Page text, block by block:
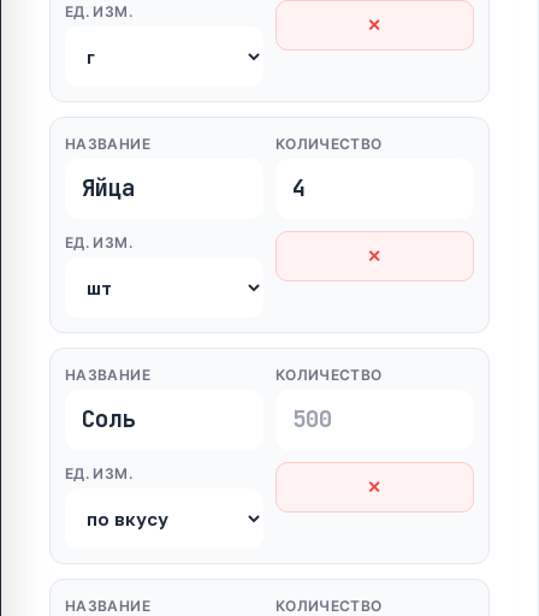
ЕД. ИЗМ.
✕
НАЗВАНИЕ КОЛИЧЕСТВО
ЕД. ИЗМ.
✕
НАЗВАНИЕ КОЛИЧЕСТВО
ЕД. ИЗМ.
✕
НАЗВАНИЕ КОЛИЧЕСТВО